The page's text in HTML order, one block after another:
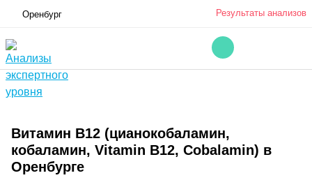
Оренбург Результаты анализов
Витамин B12 (цианокобаламин,
кобаламин, Vitamin B12, Cobalamin) в
Оренбурге